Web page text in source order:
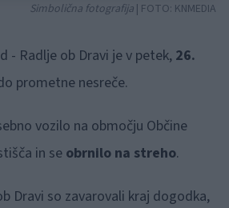
Simbolična fotografija | FOTO: KNMEDIA
- Radlje ob Dravi je v petek, 26.
prometne nesreče.
vozilo na območju Občine
in se obrnilo na streho.
Dravi so zavarovali kraj dogodka,